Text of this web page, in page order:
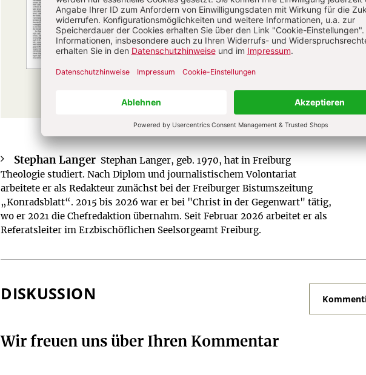
Zum Kennenlernen: 4 Wochen gratis
Jetzt gratis testen
Stephan Langer Stephan Langer, geb. 1970, hat in Freiburg
Theologie studiert. Nach Diplom und journalistischem Volontariat
arbeitete er als Redakteur zunächst bei der Freiburger Bistumszeitung
„Konradsblatt“. 2015 bis 2026 war er bei "Christ in der Gegenwart" tätig,
wo er 2021 die Chefredaktion übernahm. Seit Februar 2026 arbeitet er als
Referatsleiter im Erzbischöflichen Seelsorgeamt Freiburg.
DISKUSSION
Wir freuen uns über Ihren Kommentar